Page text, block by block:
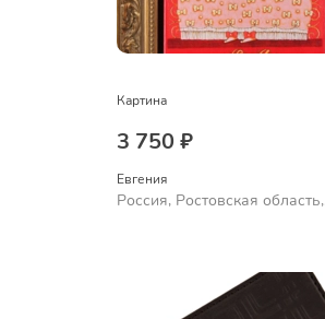
Картина
3 750 ₽
Евгения
Россия, Ростовская область,